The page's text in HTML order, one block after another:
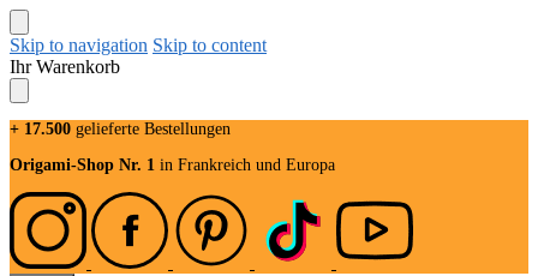
Skip to navigation Skip to content
Ihr Warenkorb
+ 17.500 gelieferte Bestellungen
Origami-Shop Nr. 1 in Frankreich und Europa